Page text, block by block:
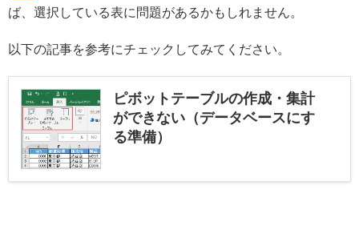
ば、選択している表に問題があるかもしれません。
以下の記事を参考にチェックしてみてください。
ピボットテーブルの作成・集計
ができない（データベースにす
る準備）